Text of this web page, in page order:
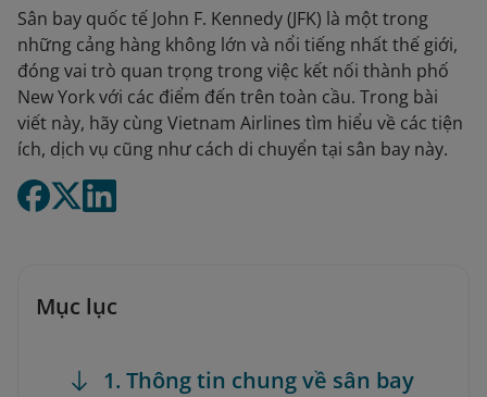
Sân bay quốc tế John F. Kennedy (JFK) là một trong
những cảng hàng không lớn và nổi tiếng nhất thế giới,
đóng vai trò quan trọng trong việc kết nối thành phố
New York với các điểm đến trên toàn cầu. Trong bài
viết này, hãy cùng Vietnam Airlines tìm hiểu về các tiện
ích, dịch vụ cũng như cách di chuyển tại sân bay này.
Mục lục
1. Thông tin chung về sân bay